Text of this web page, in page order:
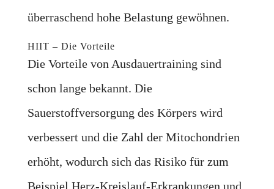
überraschend hohe Belastung gewöhnen.
HIIT – Die Vorteile
Die Vorteile von Ausdauertraining sind
schon lange bekannt. Die
Sauerstoffversorgung des Körpers wird
verbessert und die Zahl der Mitochondrien
erhöht, wodurch sich das Risiko für zum
Beispiel Herz-Kreislauf-Erkrankungen und